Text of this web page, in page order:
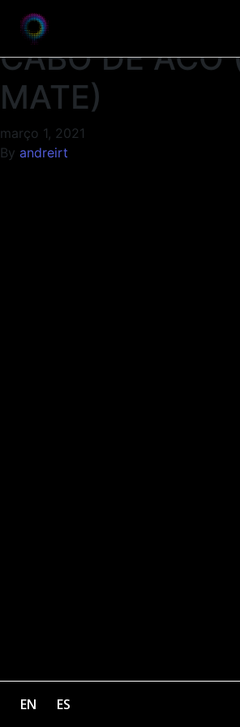
ESTICADORES
CABO DE ACO
MATE)
março 1, 2021
By andreirt
EN ES